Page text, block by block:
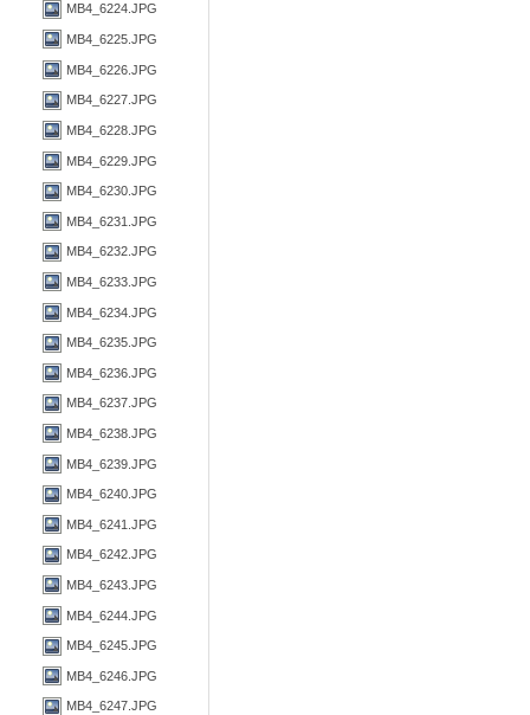
MB4_6224.JPG
MB4_6225.JPG
MB4_6226.JPG
MB4_6227.JPG
MB4_6228.JPG
MB4_6229.JPG
MB4_6230.JPG
MB4_6231.JPG
MB4_6232.JPG
MB4_6233.JPG
MB4_6234.JPG
MB4_6235.JPG
MB4_6236.JPG
MB4_6237.JPG
MB4_6238.JPG
MB4_6239.JPG
MB4_6240.JPG
MB4_6241.JPG
MB4_6242.JPG
MB4_6243.JPG
MB4_6244.JPG
MB4_6245.JPG
MB4_6246.JPG
MB4_6247.JPG